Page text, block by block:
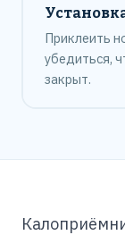
Приклеить
убедиться,
закрыт.